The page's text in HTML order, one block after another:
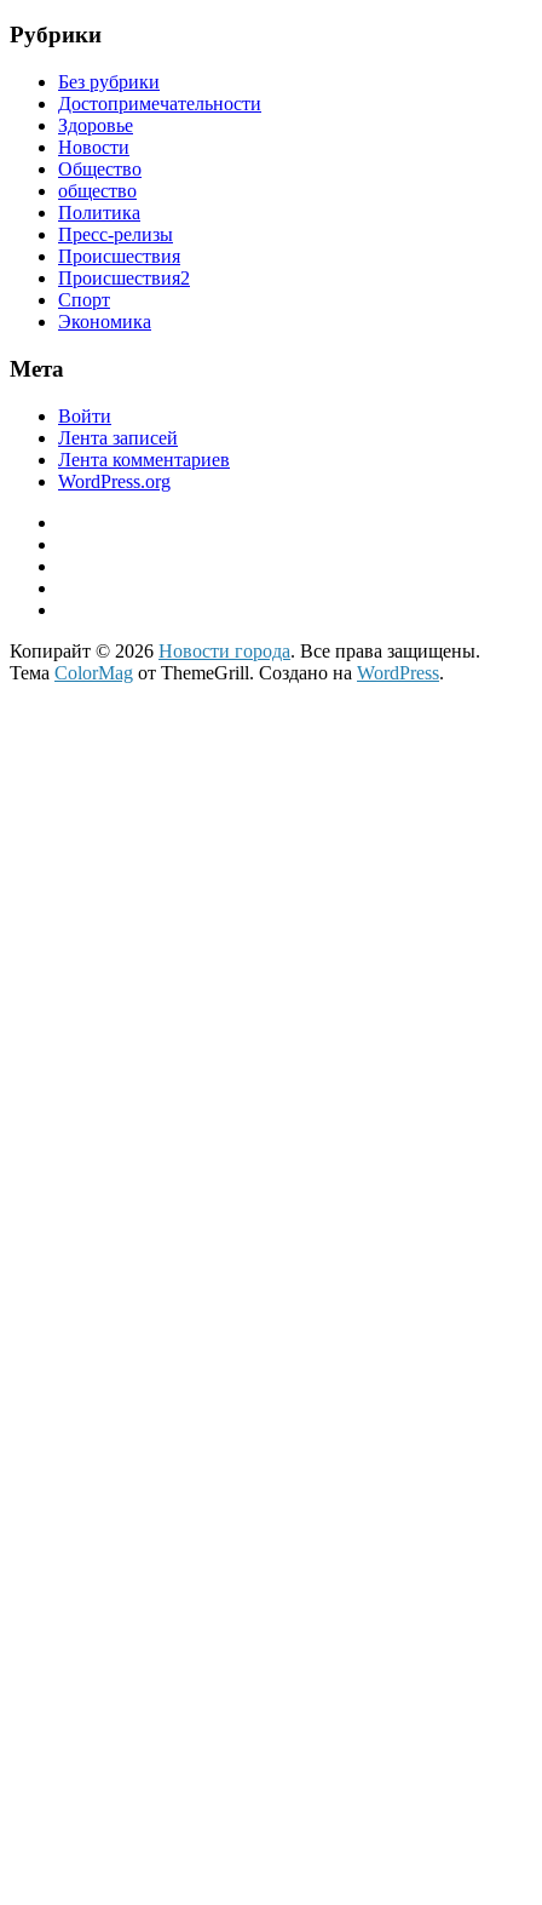
Рубрики
Без рубрики
Достопримечательности
Здоровье
Новости
Общество
общество
Политика
Пресс-релизы
Происшествия
Происшествия2
Спорт
Экономика
Мета
Войти
Лента записей
Лента комментариев
WordPress.org
Копирайт © 2026 Новости города. Все права защищены.
Тема ColorMag от ThemeGrill. Создано на WordPress.